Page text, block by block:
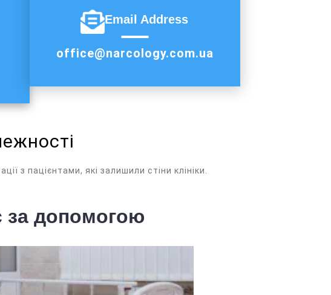
Email Address
office@narcology.com.ua
з пацієнтами, які залишили стіни клініки.
за допомогою